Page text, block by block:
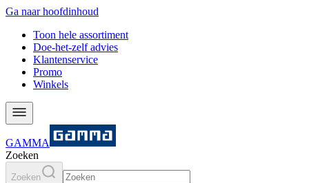
Ga naar hoofdinhoud
Toon hele assortiment
Doe-het-zelf advies
Klantenservice
Promo
Winkels
GAMMA
Zoeken
Zoeken